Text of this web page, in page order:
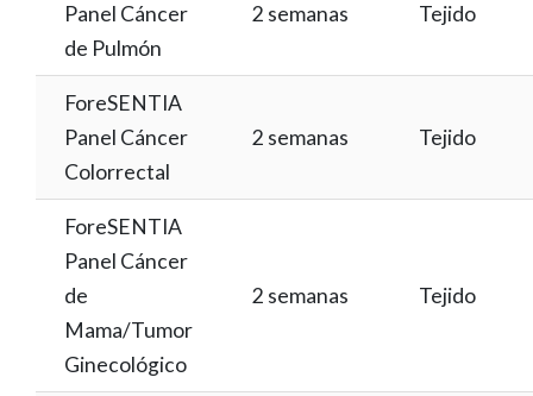
Panel Cáncer
de Pulmón
2 semanas Tejido
ForeSENTIA
Panel Cáncer
Colorrectal
2 semanas Tejido
ForeSENTIA
Panel Cáncer
de
Mama/Tumor
Ginecológico
2 semanas Tejido